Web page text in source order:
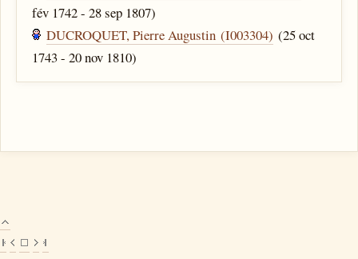
fév 1742 - 28 sep 1807)
DUCROQUET, Pierre Augustin (I003304) (25 oct
1743 - 20 nov 1810)